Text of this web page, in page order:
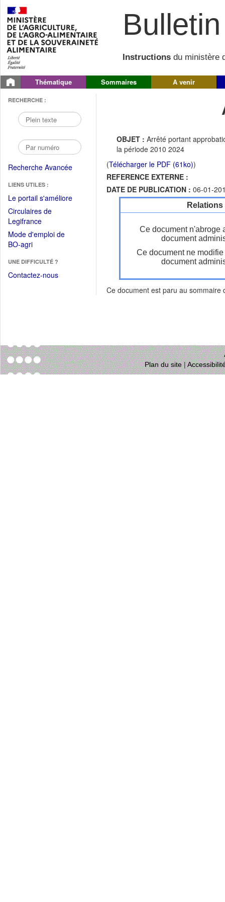
Instructions du ministère
Thématique Sommaires A venir
RECHERCHE :
Recherche Avancée
LIENS UTILES :
Le portail s'améliore(Fichier
Circulaires de
Legifrance(Ouvrir
dans
une
fenêtre)
Mode d'emploi de
BO-agri(Ouvrir
une
nouvelle
UNE DIFFICULTÉ ?
Contactez-nous
OBJET : Arrêté portant
la période 2010 2024
(Télécharger le PDF (61ko))
REFERENCE EXTERNE :
DATE DE PUBLICATION : 06-01-
Ce document n'abroge
document
Ce document ne
document
Ce document est paru au sommaire
Plan du site|